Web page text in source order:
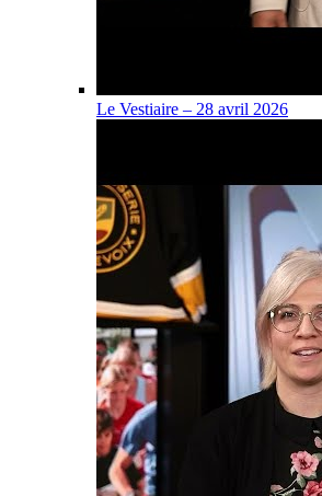
Le Vestiaire – 28 avril 2026